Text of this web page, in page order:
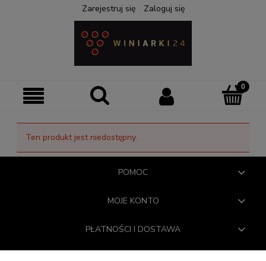
Zarejestruj się Zaloguj się
Ten produkt jest niedostępny.
POMOC
MOJE KONTO
PŁATNOŚCI I DOSTAWA